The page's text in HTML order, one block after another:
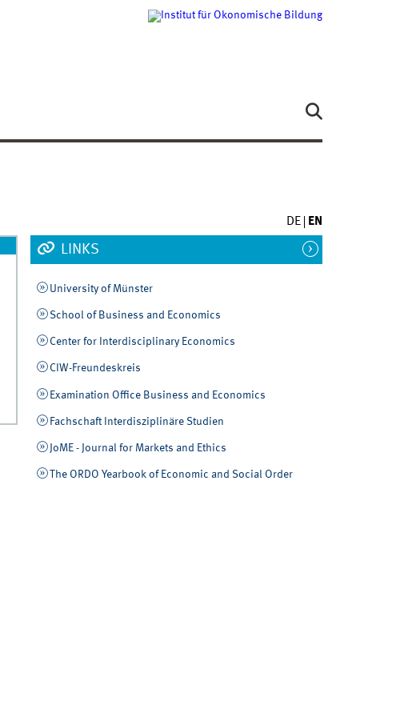
DE EN
LINKS
University of Münster
School of Business and Economics
Center for Interdisciplinary Economics
CIW-Freundeskreis
Examination Office Business and Economics
Fachschaft Interdisziplinäre Studien
JoME - Journal for Markets and Ethics
The ORDO Yearbook of Economic and Social Order